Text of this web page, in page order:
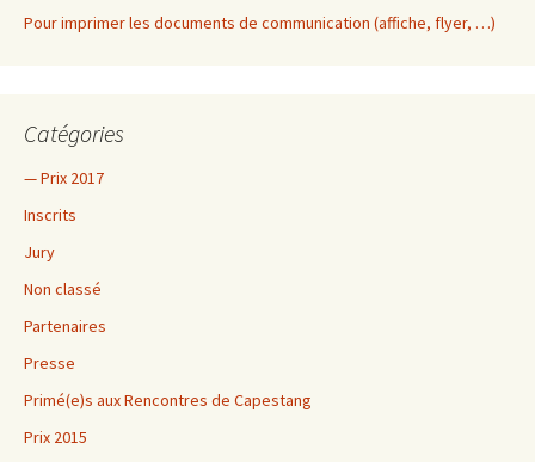
Pour imprimer les documents de communication (affiche, flyer, …)
Catégories
— Prix 2017
Inscrits
Jury
Non classé
Partenaires
Presse
Primé(e)s aux Rencontres de Capestang
Prix 2015